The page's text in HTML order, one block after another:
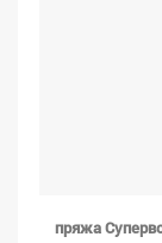
пряжа